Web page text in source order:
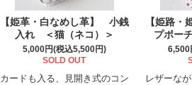
【姫革・白なめし革】 小銭
入れ ＜猫（ネコ）＞
5,000円(税込5,500円)
SOLD OUT
カードも入る、見開き式のコン
【姫路・
プポー
6,500
レザーな